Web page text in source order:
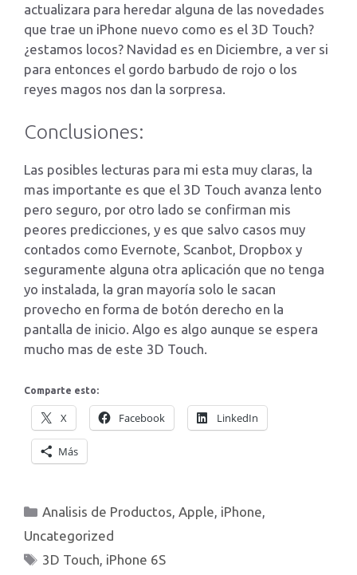
actualizara para heredar alguna de las novedades
que trae un iPhone nuevo como es el 3D Touch?
¿estamos locos? Navidad es en Diciembre, a ver si
para entonces el gordo barbudo de rojo o los
reyes magos nos dan la sorpresa.
Conclusiones:
Las posibles lecturas para mi esta muy claras, la
mas importante es que el 3D Touch avanza lento
pero seguro, por otro lado se confirman mis
peores predicciones, y es que salvo casos muy
contados como Evernote, Scanbot, Dropbox y
seguramente alguna otra aplicación que no tenga
yo instalada, la gran mayoría solo le sacan
provecho en forma de botón derecho en la
pantalla de inicio. Algo es algo aunque se espera
mucho mas de este 3D Touch.
Comparte esto:
X Facebook LinkedIn
Más
Categorías
Analisis de Productos,Apple, iPhone,
Uncategorized
Etiquetas
3D Touch, iPhone 6S